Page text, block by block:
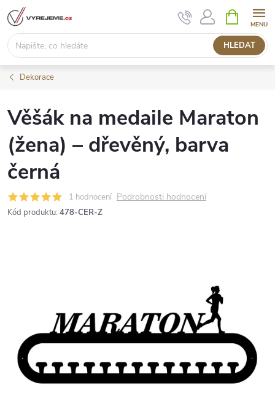
Přejít
na
obsah
HLEDAT
NÁKUPNÍ
KOŠÍK
Dekorace
Věšák na medaile Maraton
(žena) – dřevěný, barva
černá
1 hodnocení Podrobnosti hodnocení
Kód produktu: 478-CER-Z